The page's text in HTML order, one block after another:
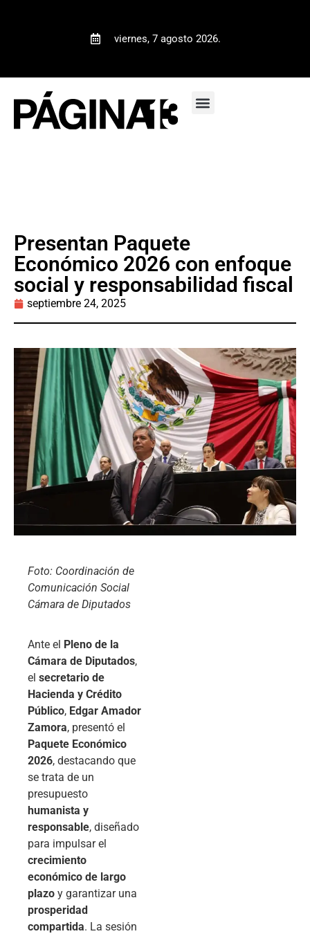
viernes, 7 agosto 2026.
Presentan Paquete
Económico 2026 con enfoque
social y responsabilidad fiscal
septiembre 24, 2025
Foto: Coordinación de
Comunicación Social
Cámara de Diputados
Ante el Pleno de la
Cámara de Diputados,
el secretario de
Hacienda y Crédito
Público, Edgar Amador
Zamora, presentó el
Paquete Económico
2026, destacando que
se trata de un
presupuesto
humanista y
responsable, diseñado
para impulsar el
crecimiento
económico de largo
plazo y garantizar una
prosperidad
compartida. La sesión